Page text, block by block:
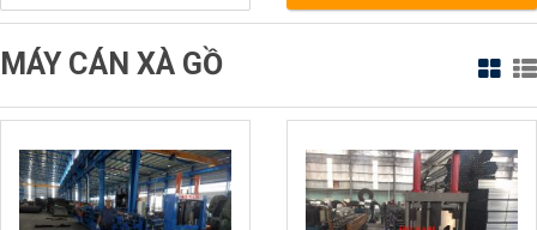
MÁY CÁN XÀ GỒ